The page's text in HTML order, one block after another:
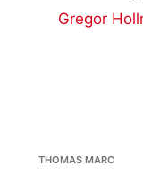
Gregor
THOMAS MARC